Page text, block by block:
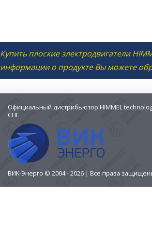
Купить плоские электродвигатели
информации о продукте Вы можете
Официальный дистрибьютор HIMMEL
СНГ
ВИК-Энерго © 2004 - 2026 | Все права